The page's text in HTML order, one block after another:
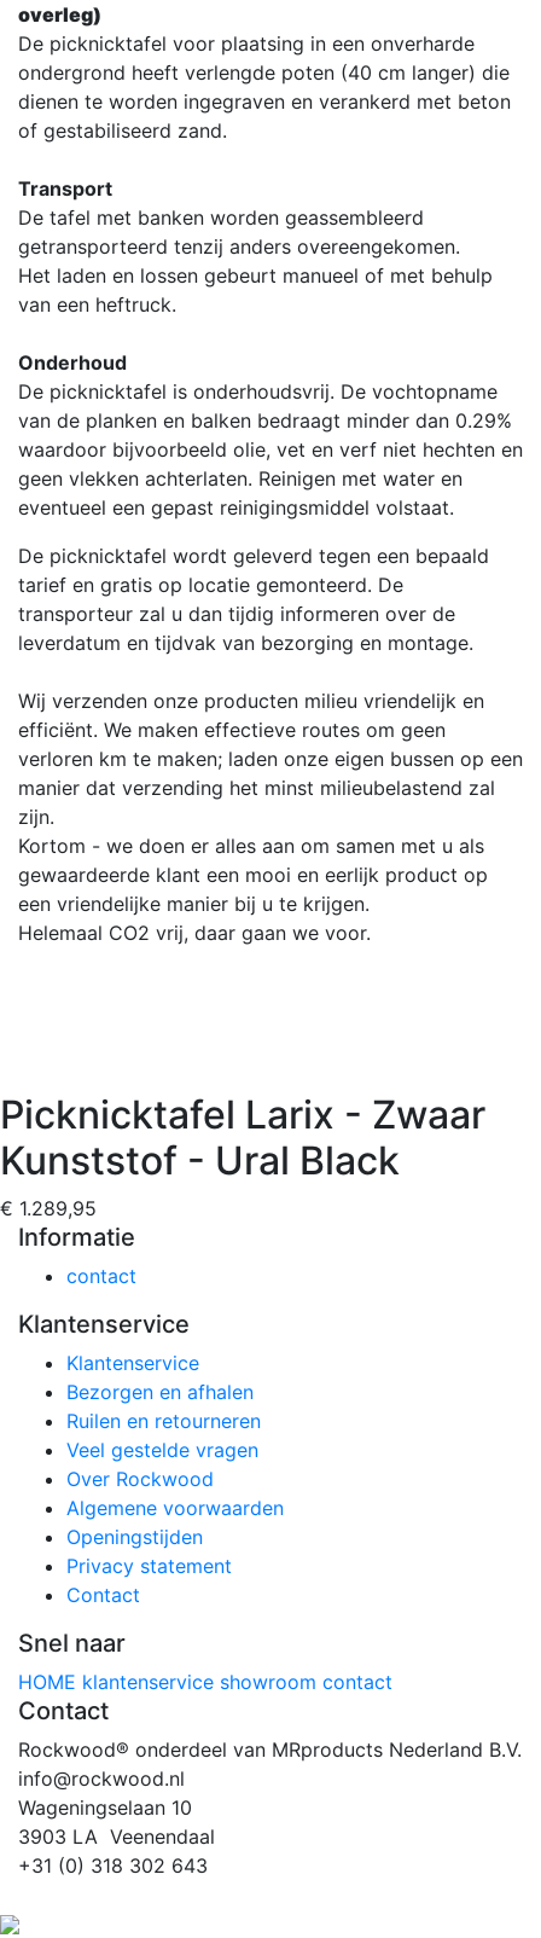
overleg)
De picknicktafel voor plaatsing in een onverharde
ondergrond heeft verlengde poten (40 cm langer) die
dienen te worden ingegraven en verankerd met beton
of gestabiliseerd zand.
Transport
De tafel met banken worden geassembleerd
getransporteerd tenzij anders overeengekomen.
Het laden en lossen gebeurt manueel of met behulp
van een heftruck.
Onderhoud
De picknicktafel is onderhoudsvrij. De vochtopname
van de planken en balken bedraagt minder dan 0.29%
waardoor bijvoorbeeld olie, vet en verf niet hechten en
geen vlekken achterlaten. Reinigen met water en
eventueel een gepast reinigingsmiddel volstaat.
De picknicktafel wordt geleverd tegen een bepaald
tarief en gratis op locatie gemonteerd. De
transporteur zal u dan tijdig informeren over de
leverdatum en tijdvak van bezorging en montage.
Wij verzenden onze producten milieu vriendelijk en
efficiënt. We maken effectieve routes om geen
verloren km te maken; laden onze eigen bussen op een
manier dat verzending het minst milieubelastend zal
zijn.
Kortom - we doen er alles aan om samen met u als
gewaardeerde klant een mooi en eerlijk product op
een vriendelijke manier bij u te krijgen.
Helemaal CO2 vrij, daar gaan we voor.
Picknicktafel Larix - Zwaar
Kunststof - Ural Black
€ 1.289,95
Informatie
contact
Klantenservice
Klantenservice
Bezorgen en afhalen
Ruilen en retourneren
Veel gestelde vragen
Over Rockwood
Algemene voorwaarden
Openingstijden
Privacy statement
Contact
Snel naar
HOME klantenservice showroom contact
Contact
Rockwood® onderdeel van MRproducts Nederland B.V.
info@rockwood.nl
Wageningselaan 10
3903 LA Veenendaal
+31 (0) 318 302 643